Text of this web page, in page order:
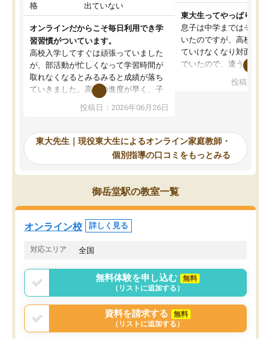
格
出ていない
オンラインだからこそ毎日利用でき学
習習慣がついています。
高校入学してすぐは頑張っていました
が、部活動が忙しくなって学習時間が
取れなくなるとみるみると成績が落ち
ていきました。高校の進度が早く、子
供も家に帰って勉強の話すると嫌な反
応を示します。東大先生にお願いして
れるので、親としても安心です。毎日
使える自習室とかもあり、わからない
ところがあれば先生が回答してくれる
のも重宝しています。
投稿日：2026年06月26日
東大生ってやっぱりすご
息子は中学まではそこそ
いたのですが、高校に入
ていけなくなり対面の塾
でいたので、違うアプロ
で、当初は模試でD判定
自習室が毎日使えていつ
るのが心強かったよう
謝です。
投稿日：
東大先生｜現役東大生によるオンライン家庭教師・
個別指導の口コミをもっとみる
御岳堂駅の教室一覧
オンライン校 詳しく見る
対応エリア 全国
無料体験を申し込む
無料
（リストに追加する）
資料を請求する
無料
（リストに追加する）